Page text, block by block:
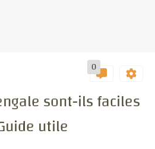
0
sont-ils faciles
utile